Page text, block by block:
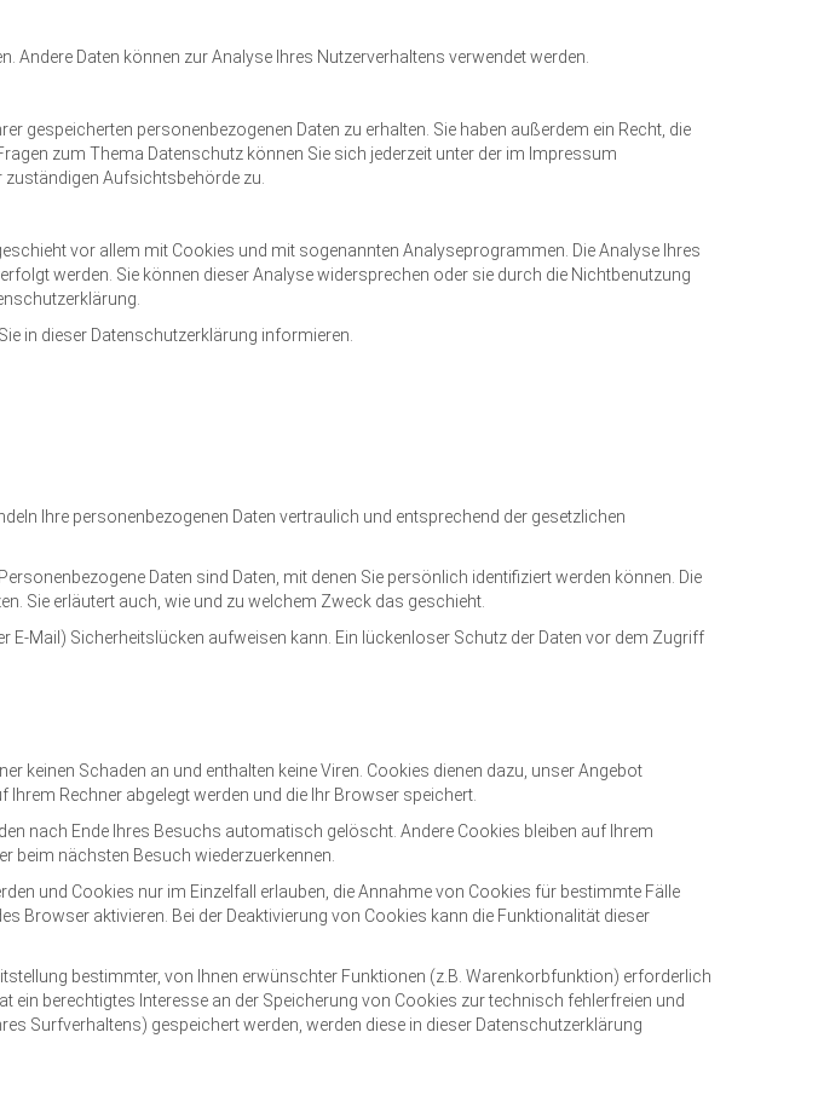
Andere Daten können zur Analyse Ihres Nutzerverhaltens verwendet werden.
gespeicherten personenbezogenen Daten zu erhalten. Sie haben außerdem ein Recht, die
zum Thema Datenschutz können Sie sich jederzeit unter der im Impressum
zuständigen Aufsichtsbehörde zu.
vor allem mit Cookies und mit sogenannten Analyseprogrammen. Die Analyse Ihres
werden. Sie können dieser Analyse widersprechen oder sie durch die Nichtbenutzung
in dieser Datenschutzerklärung informieren.
Ihre personenbezogenen Daten vertraulich und entsprechend der gesetzlichen
Daten sind Daten, mit denen Sie persönlich identifiziert werden können. Die
Sie erläutert auch, wie und zu welchem Zweck das geschieht.
Mail) Sicherheitslücken aufweisen kann. Ein lückenloser Schutz der Daten vor dem Zugriff
keinen Schaden an und enthalten keine Viren. Cookies dienen dazu, unser Angebot
Rechner abgelegt werden und die Ihr Browser speichert.
nach Ende Ihres Besuchs automatisch gelöscht. Andere Cookies bleiben auf Ihrem
beim nächsten Besuch wiederzuerkennen.
und Cookies nur im Einzelfall erlauben, die Annahme von Cookies für bestimmte Fälle
aktivieren. Bei der Deaktivierung von Cookies kann die Funktionalität dieser
bestimmter, von Ihnen erwünschter Funktionen (z.B. Warenkorbfunktion) erforderlich
ein berechtigtes Interesse an der Speicherung von Cookies zur technisch fehlerfreien und
Surfverhaltens) gespeichert werden, werden diese in dieser Datenschutzerklärung